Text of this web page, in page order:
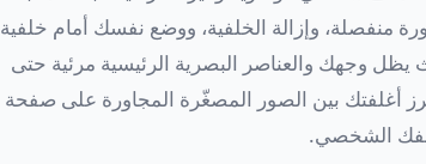
منفصلة، وإزالة الخلفية، ووضع نفسك أمام خلفية
يظل وجهك والعناصر البصرية الرئيسية مرئية حتى
أغلفتك بين الصور المصغّرة المجاورة على صفحة
الشخصي.